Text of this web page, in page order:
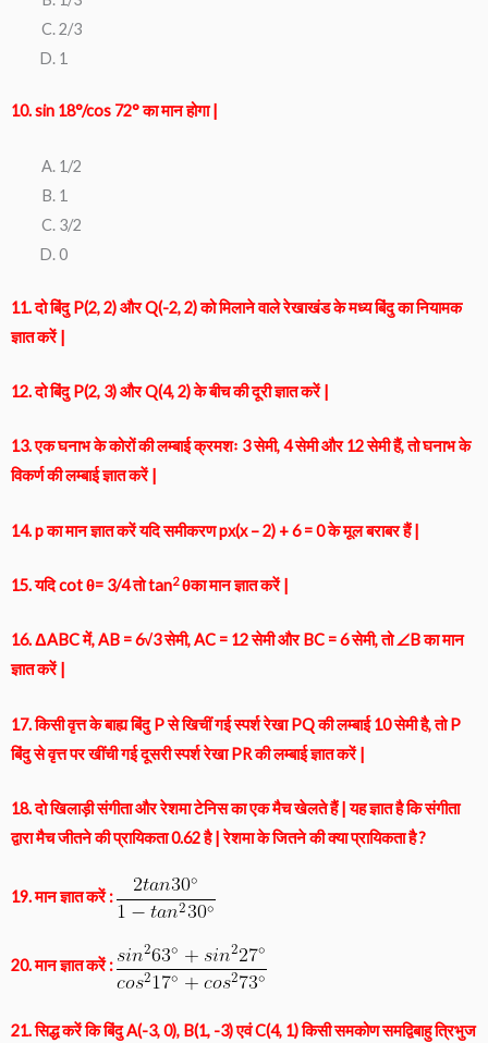
2/3
1
10. sin 18°/cos 72° का मान होगा |
1/2
1
3/2
0
11. दो बिंदु P(2, 2) और Q(-2, 2) को मिलाने वाले रेखाखंड के मध्य बिंदु का नियामक
ज्ञात करें |
12. दो बिंदु P(2, 3) और Q(4, 2) के बीच की दूरी ज्ञात करें |
13. एक घनाभ के कोरों की लम्बाई क्रमशः 3 सेमी, 4 सेमी और 12 सेमी हैं, तो घनाभ के
विकर्ण की लम्बाई ज्ञात करें |
14. p का मान ज्ञात करें यदि समीकरण px(x – 2) + 6 = 0 के मूल बराबर हैं |
15. यदि cot θ= 3/4 तो tan2θका मान ज्ञात करें |
16. ΔABC में, AB = 6√3 सेमी, AC = 12 सेमी और BC = 6 सेमी, तो ∠B का मान
ज्ञात करें |
17. किसी वृत्त के बाह्य बिंदु P से खिचीं गई स्पर्श रेखा PQ की लम्बाई 10 सेमी है, तो P
बिंदु से वृत्त पर खींची गई दूसरी स्पर्श रेखा PR की लम्बाई ज्ञात करें |
18. दो खिलाड़ी संगीता और रेशमा टेनिस का एक मैच खेलते हैं | यह ज्ञात है कि संगीता
द्वारा मैच जीतने की प्रायिकता 0.62 है | रेशमा के जितने की क्या प्रायिकता है ?
19. मान ज्ञात करें :
20. मान ज्ञात करें :
21. सिद्ध करें कि बिंदु A(-3, 0), B(1, -3) एवं C(4, 1) किसी समकोण समद्विबाहु त्रिभुज